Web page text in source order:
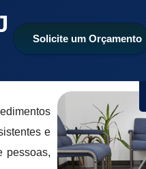
Solicite um Orçamento
e
pessoas,